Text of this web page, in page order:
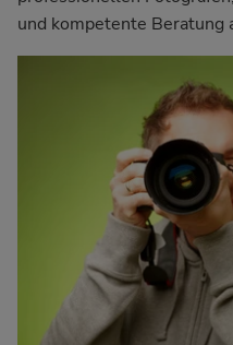
und kompetente Beratung